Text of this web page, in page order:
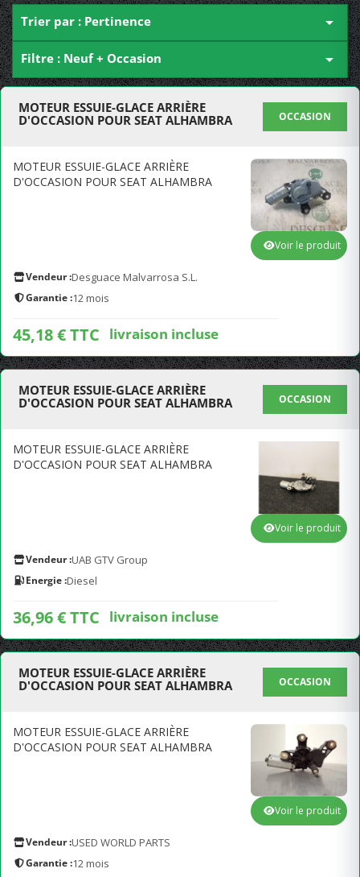
Trier par : Pertinence 
Filtre : Neuf + Occasion 
MOTEUR ESSUIE-GLACE ARRIÈRE
D'OCCASION POUR SEAT ALHAMBRA
OCCASION
MOTEUR ESSUIE-GLACE ARRIÈRE
D'OCCASION POUR SEAT ALHAMBRA
Vendeur :Desguace Malvarrosa S.L.
Garantie :12 mois
45,18 € TTC livraison incluse
Voir le produit
MOTEUR ESSUIE-GLACE ARRIÈRE
D'OCCASION POUR SEAT ALHAMBRA
OCCASION
MOTEUR ESSUIE-GLACE ARRIÈRE
D'OCCASION POUR SEAT ALHAMBRA
Vendeur :UAB GTV Group
Energie :Diesel
36,96 € TTC livraison incluse
Voir le produit
MOTEUR ESSUIE-GLACE ARRIÈRE
D'OCCASION POUR SEAT ALHAMBRA
OCCASION
MOTEUR ESSUIE-GLACE ARRIÈRE
D'OCCASION POUR SEAT ALHAMBRA
Vendeur :USED WORLD PARTS
Garantie :12 mois
Voir le produit